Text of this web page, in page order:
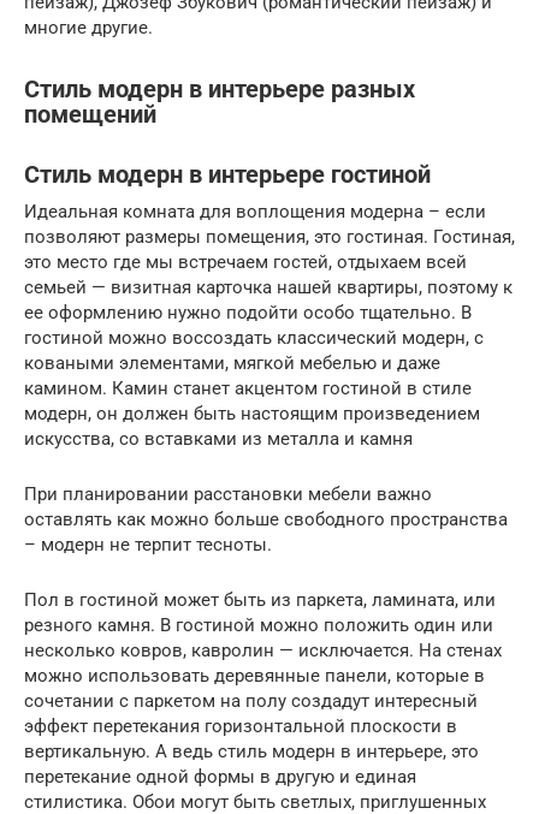
многие другие.
Стиль модерн в интерьере разных
помещений
Стиль модерн в интерьере гостиной
Идеальная комната для воплощения модерна – если
позволяют размеры помещения, это гостиная. Гостиная,
это место где мы встречаем гостей, отдыхаем всей
семьей — визитная карточка нашей квартиры, поэтому к
ее оформлению нужно подойти особо тщательно. В
гостиной можно воссоздать классический модерн, с
коваными элементами, мягкой мебелью и даже
камином. Камин станет акцентом гостиной в стиле
модерн, он должен быть настоящим произведением
искусства, со вставками из металла и камня
При планировании расстановки мебели важно
оставлять как можно больше свободного пространства
– модерн не терпит тесноты.
Пол в гостиной может быть из паркета, ламината, или
резного камня. В гостиной можно положить один или
несколько ковров, кавролин — исключается. На стенах
можно использовать деревянные панели, которые в
сочетании с паркетом на полу создадут интересный
эффект перетекания горизонтальной плоскости в
вертикальную. А ведь стиль модерн в интерьере, это
перетекание одной формы в другую и единая
стилистика. Обои могут быть светлых, приглушенных